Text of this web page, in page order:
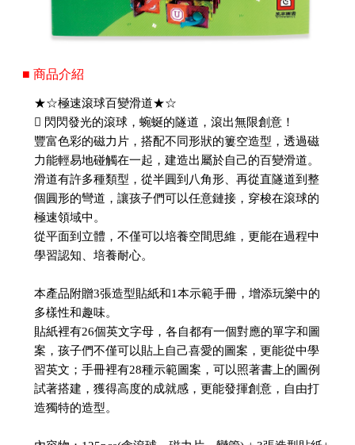
■ 商品介紹
★☆極速滾球百變滑道★☆
 閃閃發光的滾球，蜿蜒的隧道，滾出無限創意！
豐富色彩的磁力片，搭配不同形狀的簍空造型，透過磁
力能輕易地碰觸在一起，建造出屬於自己的百變滑道。
滑道有許多種類型，從半圓到八角形、再從直隧道到整
個圓形的彎道，讓孩子們可以任意鏈接，穿梭在滾球的
極速領域中。
從平面到立體，不僅可以培養空間思維，更能在過程中
學習認知、培養耐心。
本產品附贈3張造型貼紙和1本示範手冊，增添玩樂中的
多樣性和趣味。
貼紙裡有26個英文字母，各自都有一個對應的單字和圖
案，孩子們不僅可以貼上自己喜愛的圖案，更能從中學
習英文；手冊裡有28種示範圖案，可以照著書上的圖例
試著搭建，獲得高度的成就感，更能發揮創意，自由打
造獨特的造型。